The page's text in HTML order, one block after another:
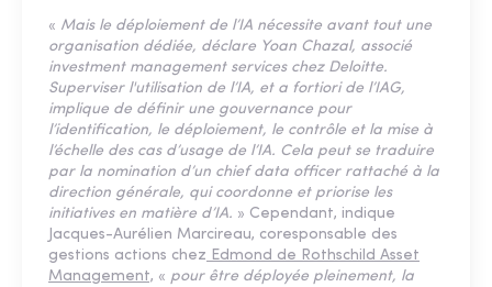
« Mais le déploiement de l’IA nécessite avant tout une
organisation dédiée, déclare Yoan Chazal, associé
investment management services chez Deloitte.
Superviser l'utilisation de l’IA, et a fortiori de l’IAG,
implique de définir une gouvernance pour
l’identification, le déploiement, le contrôle et la mise à
l’échelle des cas d’usage de l’IA. Cela peut se traduire
par la nomination d’un chief data officer rattaché à la
direction générale, qui coordonne et priorise les
initiatives en matière d’IA. » Cependant, indique
Jacques-Aurélien Marcireau, coresponsable des
gestions actions chez Edmond de Rothschild Asset
Management, « pour être déployée pleinement, la